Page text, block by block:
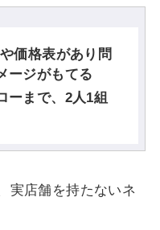
価格表があり問
ージがもてる
ーまで、2人1組
実店舗を持たないネ